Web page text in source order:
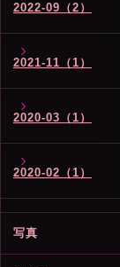
2022-09（2）
2021-11（1）
2020-03（1）
2020-02（1）
写真